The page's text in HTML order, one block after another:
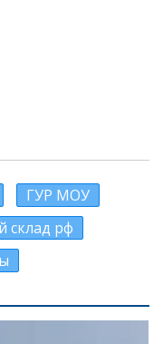
ГУР МОУ
склад рф